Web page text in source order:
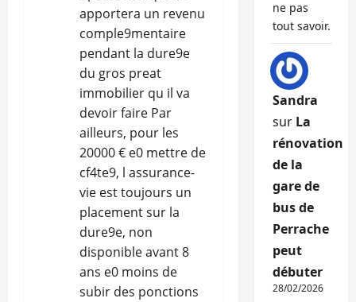
apportera un revenu
comple9mentaire
pendant la dure9e
du gros preat
immobilier qu il va
devoir faire Par
ailleurs, pour les
20000 € e0 mettre de
cf4te9, l assurance-
vie est toujours un
placement sur la
dure9e, non
disponible avant 8
ans e0 moins de
subir des ponctions
ne pas
tout savoir.
Sandra
sur La
rénovation
de la
gare de
bus de
Perrache
peut
débuter
28/02/2026